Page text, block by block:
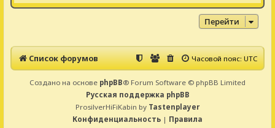
Перейти
Список форумов Часовой пояс:UTC
Создано на основе phpBB® Forum Software © phpBB Limited
Русская поддержка phpBB
ProsilverHiFiKabin by Tastenplayer
Конфиденциальность | Правила